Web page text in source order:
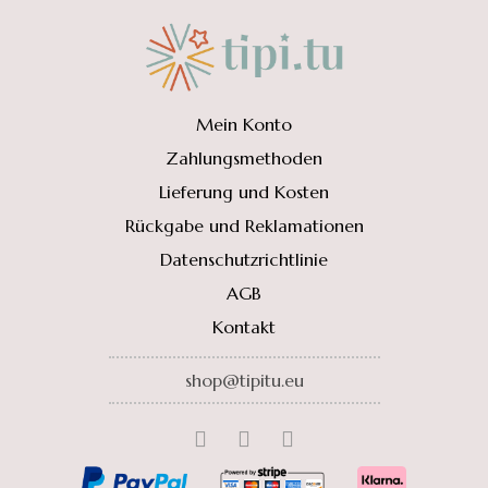
Mein Konto
Zahlungsmethoden
Lieferung und Kosten
Rückgabe und Reklamationen
Datenschutzrichtlinie
AGB
Kontakt
shop@tipitu.eu